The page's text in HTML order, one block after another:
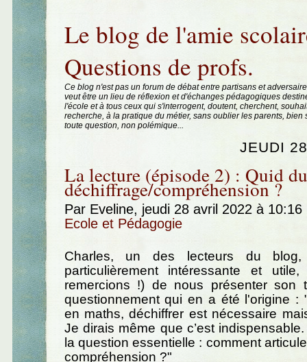
Le blog de l'amie
Questions de profs.
Ce blog n'est pas un forum de débat entre partisans et
veut être un lieu de réflexion et d'échanges pédagogiques
l'école et à tous ceux qui s'interrogent, doutent, cherchent,
recherche, à la pratique du métier, sans oublier les parents, bien
toute question, non polémique...
JEUDI
La lecture (épisode 2) : Quid du
déchiffrage/compréhension ?
Par Eveline, jeudi 28 avril 2022 à 10:16
Ecole et Pédagogie
Charles, un des lecteurs du
particulièrement intéressante et
remercions !) de nous présenter son
questionnement qui en a été l'origine :
en maths, déchiffrer est nécessaire
Je dirais même que c’est
la question essentielle : comment
compréhension ?"